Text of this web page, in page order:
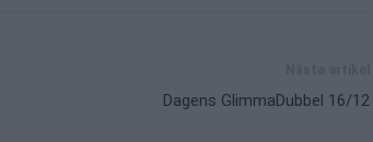
Dagens GlimmaDubbel 16/12